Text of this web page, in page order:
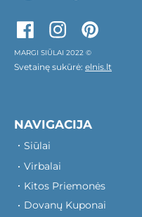
MARGI SIŪLAI 2022 ©
Svetainę sukūrė: elnis.lt
NAVIGACIJA
Siūlai
Virbalai
Kitos Priemonės
Dovanų Kuponai